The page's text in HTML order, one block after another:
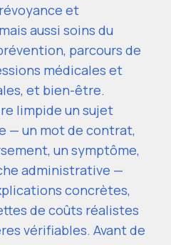
et
aussi soins du
parcours de
médicales et
et bien-être.
limpide un sujet
— un mot de contrat,
un symptôme,
administrative —
concrètes,
de coûts réalistes
vérifiables. Avant de